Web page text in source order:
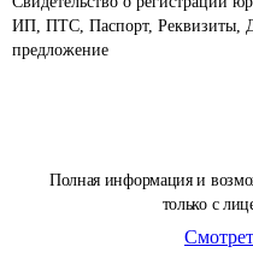
Полная информация и
только с
ИП, ПТС, Паспорт, Реквизиты,
предложение